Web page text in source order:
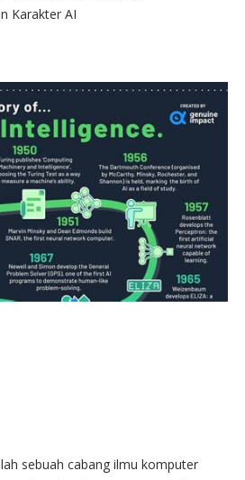
Karakter AI
sebuah cabang ilmu komputer